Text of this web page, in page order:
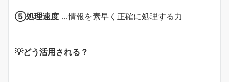
⑤処理速度 …情報を素早く正確に処理する力
💡どう活用される？